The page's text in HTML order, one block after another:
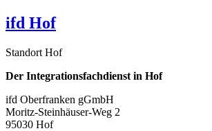
ifd Hof
Standort Hof
Der Integrationsfachdienst in Hof
ifd Oberfranken gGmbH
Moritz-Steinhäuser-Weg 2
95030 Hof